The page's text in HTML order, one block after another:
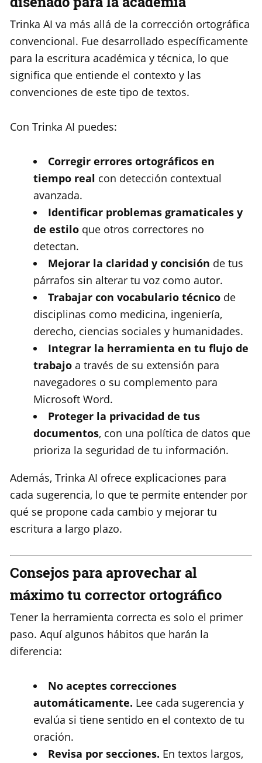
Trinka AI va más allá de la corrección ortográfica
convencional. Fue desarrollado específicamente
para la escritura académica y técnica, lo que
significa que entiende el contexto y las
convenciones de este tipo de textos.
Con Trinka AI puedes:
Corregir errores ortográficos en
tiempo real con detección contextual
avanzada.
Identificar problemas gramaticales y
de estilo que otros correctores no
detectan.
Mejorar la claridad y concisión de tus
párrafos sin alterar tu voz como autor.
Trabajar con vocabulario técnico de
disciplinas como medicina, ingeniería,
derecho, ciencias sociales y humanidades.
Integrar la herramienta en tu flujo de
trabajo a través de su extensión para
navegadores o su complemento para
Microsoft Word.
Proteger la privacidad de tus
documentos, con una política de datos que
prioriza la seguridad de tu información.
Además, Trinka AI ofrece explicaciones para
cada sugerencia, lo que te permite entender por
qué se propone cada cambio y mejorar tu
escritura a largo plazo.
Consejos para aprovechar al
máximo tu corrector ortográfico
Tener la herramienta correcta es solo el primer
paso. Aquí algunos hábitos que harán la
diferencia:
No aceptes correcciones
automáticamente. Lee cada sugerencia y
evalúa si tiene sentido en el contexto de tu
oración.
Revisa por secciones. En textos largos,